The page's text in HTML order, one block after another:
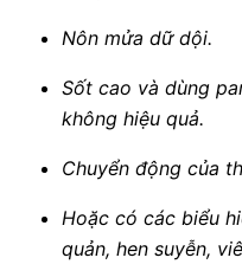
Nôn mửa dữ dội.
Sốt cao và dùng
không hiệu quả.
Chuyển động của
Hoặc có các biểu
quản, hen suyễn,